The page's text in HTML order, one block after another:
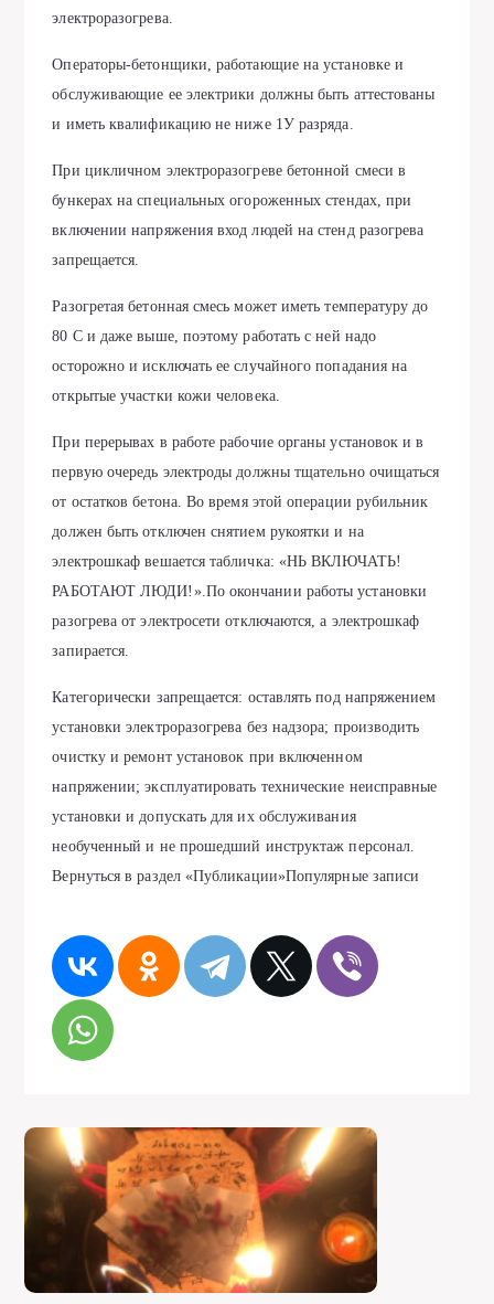
электроразогрева.
Операторы-бетонщики, работающие на установке и
обслуживающие ее электрики должны быть аттестованы
и иметь квалификацию не ниже 1У разряда.
При цикличном электроразогреве бетонной смеси в
бункерах на специальных огороженных стендах, при
включении напряжения вход людей на стенд разогрева
запрещается.
Разогретая бетонная смесь может иметь температуру до
80 С и даже выше, поэтому работать с ней надо
осторожно и исключать ее случайного попадания на
открытые участки кожи человека.
При перерывах в работе рабочие органы установок и в
первую очередь электроды должны тщательно очищаться
от остатков бетона. Во время этой операции рубильник
должен быть отключен снятием рукоятки и на
электрошкаф вешается табличка: «НЬ ВКЛЮЧАТЬ!
РАБОТАЮТ ЛЮДИ!».По окончании работы установки
разогрева от электросети отключаются, а электрошкаф
запирается.
Категорически запрещается: оставлять под напряжением
установки электроразогрева без надзора; производить
очистку и ремонт установок при включенном
напряжении; эксплуатировать технические неисправные
установки и допускать для их обслуживания
необученный и не прошедший инструктаж персонал.
Вернуться в раздел «Публикации»Популярные записи